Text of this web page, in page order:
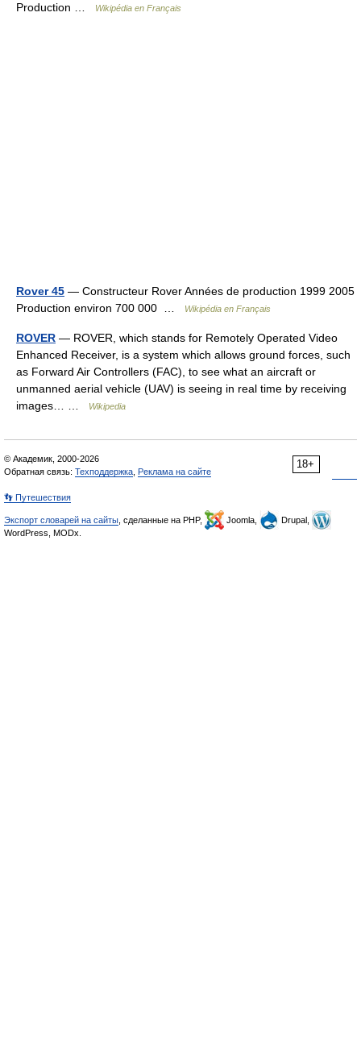
Production …
Wikipédia en Français
Rover 45 — Constructeur Rover Années de production 1999 2005
Production environ 700 000 …
Wikipédia en Français
ROVER — ROVER, which stands for Remotely Operated Video
Enhanced Receiver, is a system which allows ground forces, such
as Forward Air Controllers (FAC), to see what an aircraft or
unmanned aerial vehicle (UAV) is seeing in real time by receiving
images… …
Wikipedia
18+
© Академик, 2000-2026
Обратная связь: Техподдержка Реклама на сайте
👣 Путешествия
Экспорт словарей на сайты , сделанные на PHP, Joomla,
Drupal,
WordPress, MODx.